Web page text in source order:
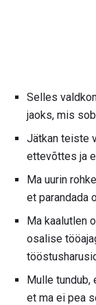
Selles
jaoks, mis
Jätkan teiste
ettevõttes ja
Ma uurin
et parandada
Ma kaalutlen
osalise
Mulle tundub,
et ma ei pea